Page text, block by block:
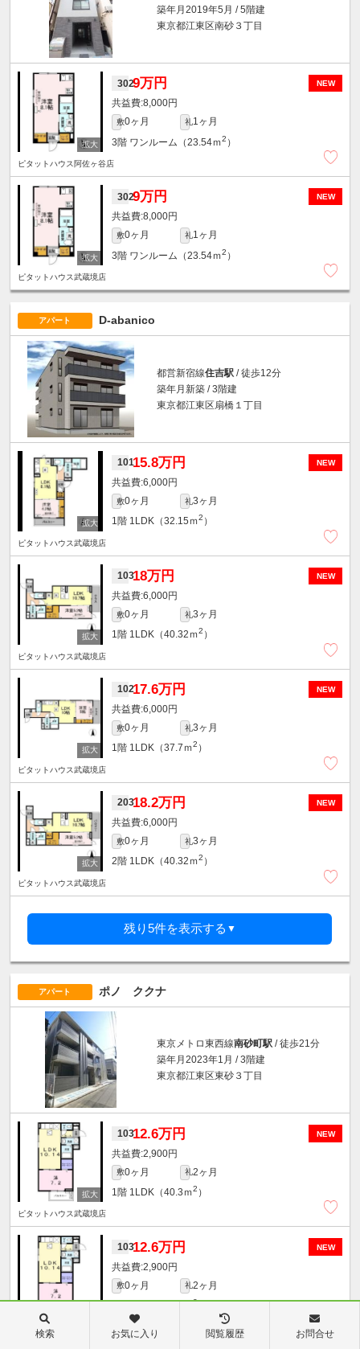
築年月2019年5月 / 5階建
東京都江東区南砂３丁目
NEW
3029万円
8,000円
敷0ヶ月 礼1ヶ月
3階 ワンルーム（23.54ｍ2 ）
ピタットハウス阿佐ヶ谷店
NEW
3029万円
8,000円
敷0ヶ月 礼1ヶ月
3階 ワンルーム（23.54ｍ2 ）
ピタットハウス武蔵境店
アパート D-abanico
都営新宿線住吉駅 / 徒歩12分
築年月新築 / 3階建
東京都江東区扇橋１丁目
NEW
10115.8万円
6,000円
敷0ヶ月 礼3ヶ月
1階 1LDK（32.15ｍ2 ）
ピタットハウス武蔵境店
NEW
10318万円
6,000円
敷0ヶ月 礼3ヶ月
1階 1LDK（40.32ｍ2 ）
ピタットハウス武蔵境店
NEW
10217.6万円
6,000円
敷0ヶ月 礼3ヶ月
1階 1LDK（37.7ｍ2 ）
ピタットハウス武蔵境店
NEW
20318.2万円
6,000円
敷0ヶ月 礼3ヶ月
2階 1LDK（40.32ｍ2 ）
ピタットハウス武蔵境店
残り5件を表示する ▼
アパート ポノ ククナ
東京メトロ東西線南砂町駅 / 徒歩21分
築年月2023年1月 / 3階建
東京都江東区東砂３丁目
NEW
10312.6万円
2,900円
敷0ヶ月 礼2ヶ月
1階 1LDK（40.3ｍ2 ）
ピタットハウス武蔵境店
NEW
10312.6万円
2,900円
敷0ヶ月 礼2ヶ月
2
ピタットハウス阿佐ヶ谷店
検索 お気に入り 閲覧履歴 お問合せ